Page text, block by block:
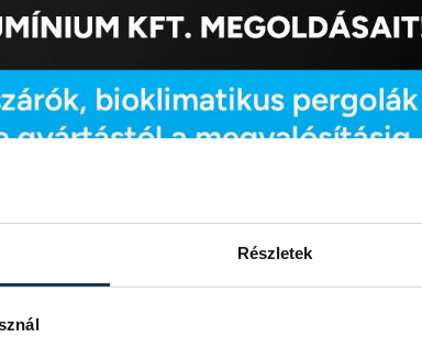
Részletek